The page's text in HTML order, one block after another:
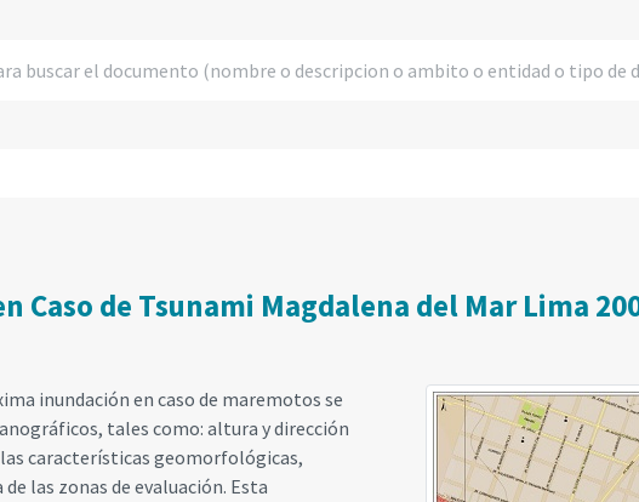
Caso de Tsunami Magdalena del Mar Lima
inundación en caso de maremotos se
tales como: altura y dirección
características geomorfológicas,
las zonas de evaluación. Esta